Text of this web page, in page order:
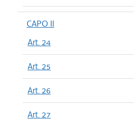
CAPO II
Art. 24
Art. 25
Art. 26
Art. 27